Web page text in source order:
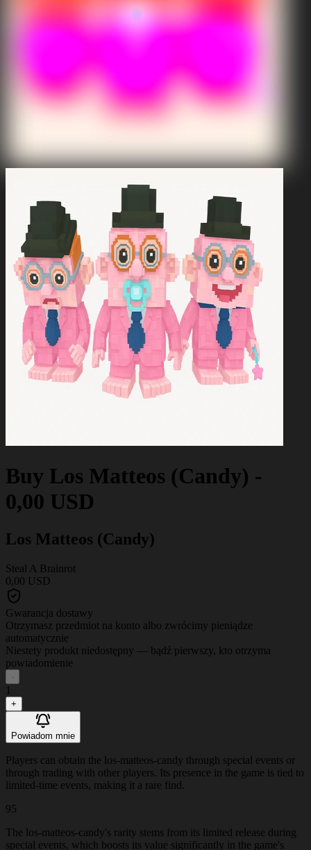
Buy Los Matteos (Candy) -
0,00 USD
Los Matteos (Candy)
Steal A Brainrot
0,00 USD
Gwarancja dostawy
Otrzymasz przedmiot na konto albo zwrócimy pieniądze
automatycznie
Niestety produkt niedostępny — bądź pierwszy, kto otrzyma
powiadomienie
-
1
+
Powiadom mnie
Players can obtain the los-matteos-candy through special events or
through trading with other players. Its presence in the game is tied to
limited-time events, making it a rare find.
95
The los-matteos-candy's rarity stems from its limited release during
special events, which boosts its value significantly in the game's